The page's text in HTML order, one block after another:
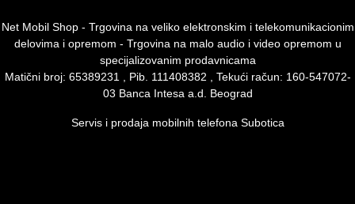
Net Mobil Shop - Trgovina na veliko elektronskim i telekomunikacionim
delovima i opremom - Trgovina na malo audio i video opremom u
specijalizovanim prodavnicama
Matični broj: 65389231 , Pib. 111408382 , Tekući račun: 160-547072-
03 Banca Intesa a.d. Beograd
Servis i prodaja mobilnih telefona Subotica